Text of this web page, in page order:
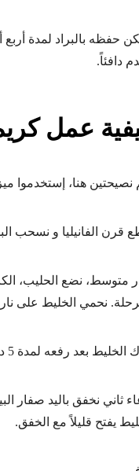
حفظه بالبراد لمدة أربع
دافئاً.
عمل
نصيحتين هنا، إستخدموا
قرن الفانيليا و نسحب
متوسط، نضع الحليب،
نحمي الخليط على
بعد رفعه لمدة 5 دقائق بينما نحضر البيض
ثاني نخفق باليد صفار
يفتح قليلاً مع الخفق.